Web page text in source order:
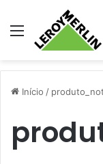
Menu
Início /